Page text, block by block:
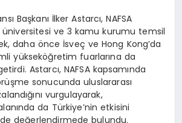
Başkanı İlker Astarcı, NAFSA
üniversitesi ve 3 kamu kurumu temsil
daha önce İsveç ve Hong Kong’da
yükseköğretim fuarlarına da
Astarcı, NAFSA kapsamında
sonucunda uluslararası
vurgulayarak,
da Türkiye’nin etkisini
değerlendirmede bulundu.